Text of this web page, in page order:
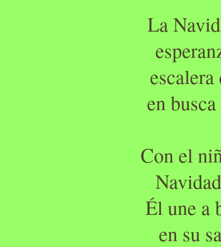
La
en
Con el
Él une a
en su